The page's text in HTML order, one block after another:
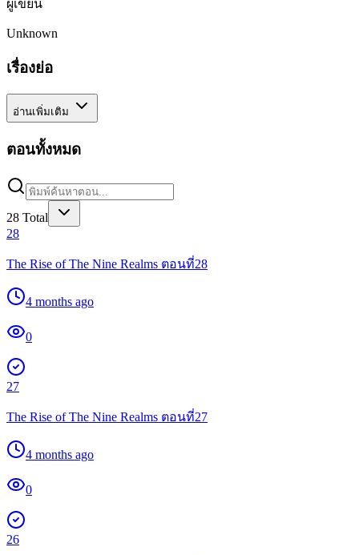
ผู้เขียน
Unknown
เรื่องย่อ
อ่านเพิ่มเติม
ตอนทั้งหมด
28 Total
28
The Rise of The Nine Realms ตอนที่28
4 months ago
0
27
The Rise of The Nine Realms ตอนที่27
4 months ago
0
26